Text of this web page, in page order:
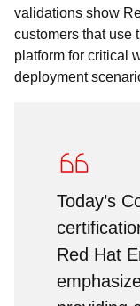
validations show
customers that use
platform for critical
deployment
Today’s
Red Hat